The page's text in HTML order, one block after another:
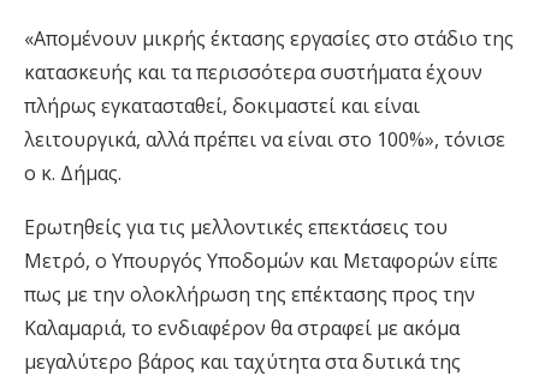
«Απομένουν μικρής έκτασης εργασίες στο στάδιο της
κατασκευής και τα περισσότερα συστήματα έχουν
πλήρως εγκατασταθεί, δοκιμαστεί και είναι
λειτουργικά, αλλά πρέπει να είναι στο 100%», τόνισε
ο κ. Δήμας.
Ερωτηθείς για τις μελλοντικές επεκτάσεις του
Μετρό, ο Υπουργός Υποδομών και Μεταφορών είπε
πως με την ολοκλήρωση της επέκτασης προς την
Καλαμαριά, το ενδιαφέρον θα στραφεί με ακόμα
μεγαλύτερο βάρος και ταχύτητα στα δυτικά της